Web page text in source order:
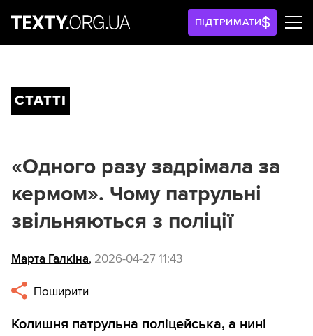
ПІДТРИМАТИ
СТАТТІ
«Одного разу задрімала за
кермом». Чому патрульні
звільняються з поліції
Марта Галкіна, 2026-04-27 11:43
Поширити
Колишня патрульна поліцейська, а нині